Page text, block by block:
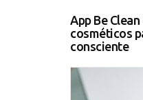
App Be
cosméticos
consciente